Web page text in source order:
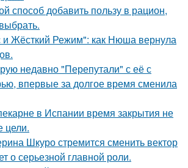
способ добавить пользу в рацион,
и Жёсткий Режим": как Нюша вернула
недавно "Перепутали" с её с
впервые за долгое время сменила
в Испании время закрытия не
цели.
Шкуро стремится сменить вектор
о серьезной главной роли.